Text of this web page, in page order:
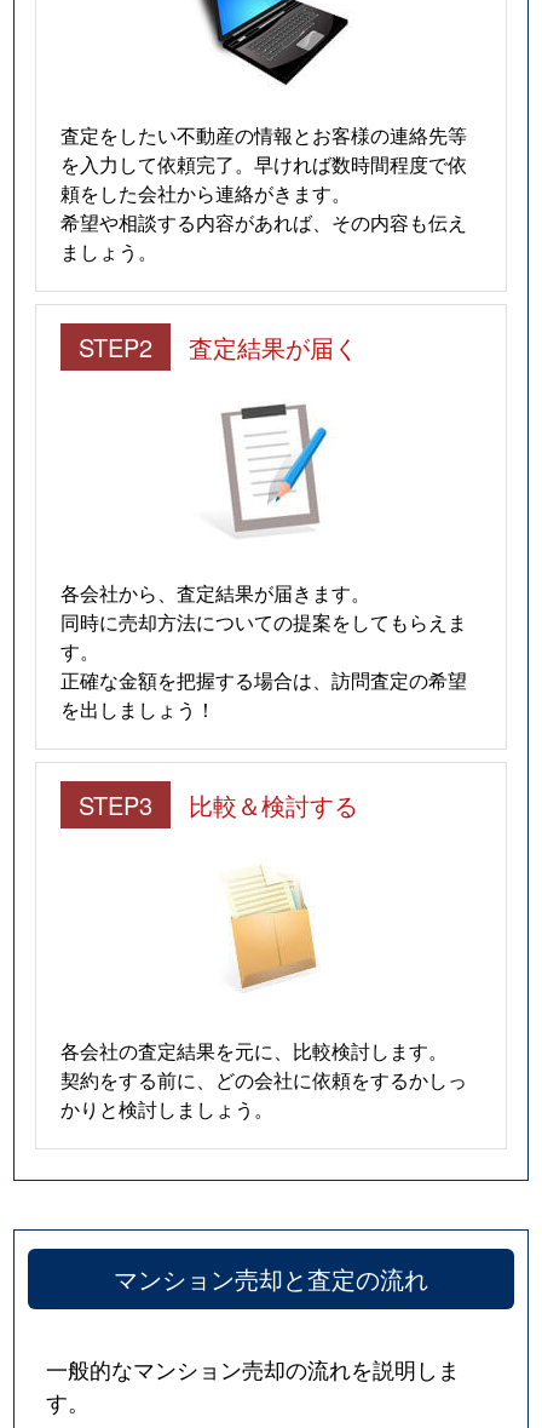
査定をしたい不動産の情報とお客様の連絡先等
を入力して依頼完了。早ければ数時間程度で依
頼をした会社から連絡がきます。
希望や相談する内容があれば、その内容も伝え
ましょう。
STEP2 査定結果が届く
各会社から、査定結果が届きます。
同時に売却方法についての提案をしてもらえま
す。
正確な金額を把握する場合は、訪問査定の希望
を出しましょう！
STEP3 比較＆検討する
各会社の査定結果を元に、比較検討します。
契約をする前に、どの会社に依頼をするかしっ
かりと検討しましょう。
マンション売却と査定の流れ
一般的なマンション売却の流れを説明しま
す。